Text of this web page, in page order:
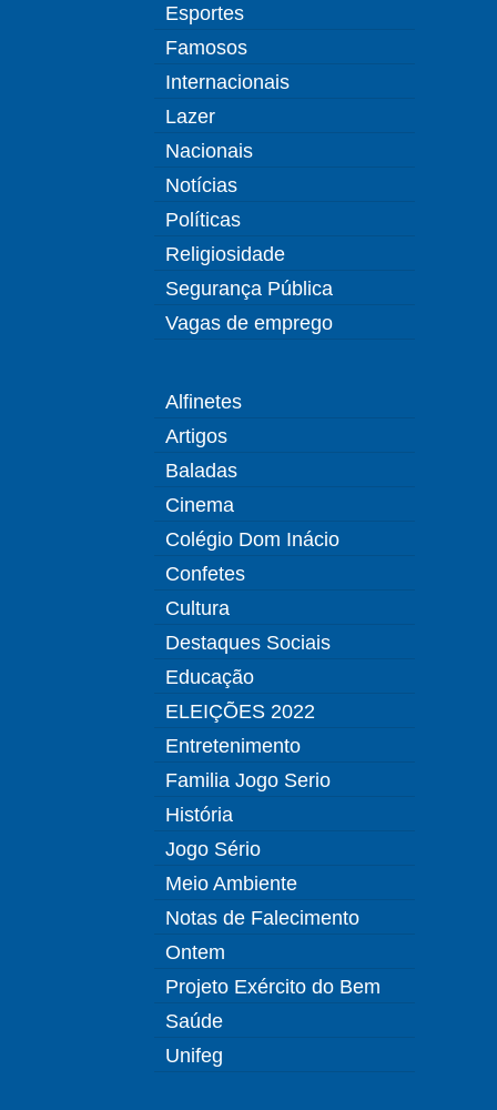
Esportes
Famosos
Internacionais
Lazer
Nacionais
Notícias
Políticas
Religiosidade
Segurança Pública
Vagas de emprego
Alfinetes
Artigos
Baladas
Cinema
Colégio Dom Inácio
Confetes
Cultura
Destaques Sociais
Educação
ELEIÇÕES 2022
Entretenimento
Familia Jogo Serio
História
Jogo Sério
Meio Ambiente
Notas de Falecimento
Ontem
Projeto Exército do Bem
Saúde
Unifeg